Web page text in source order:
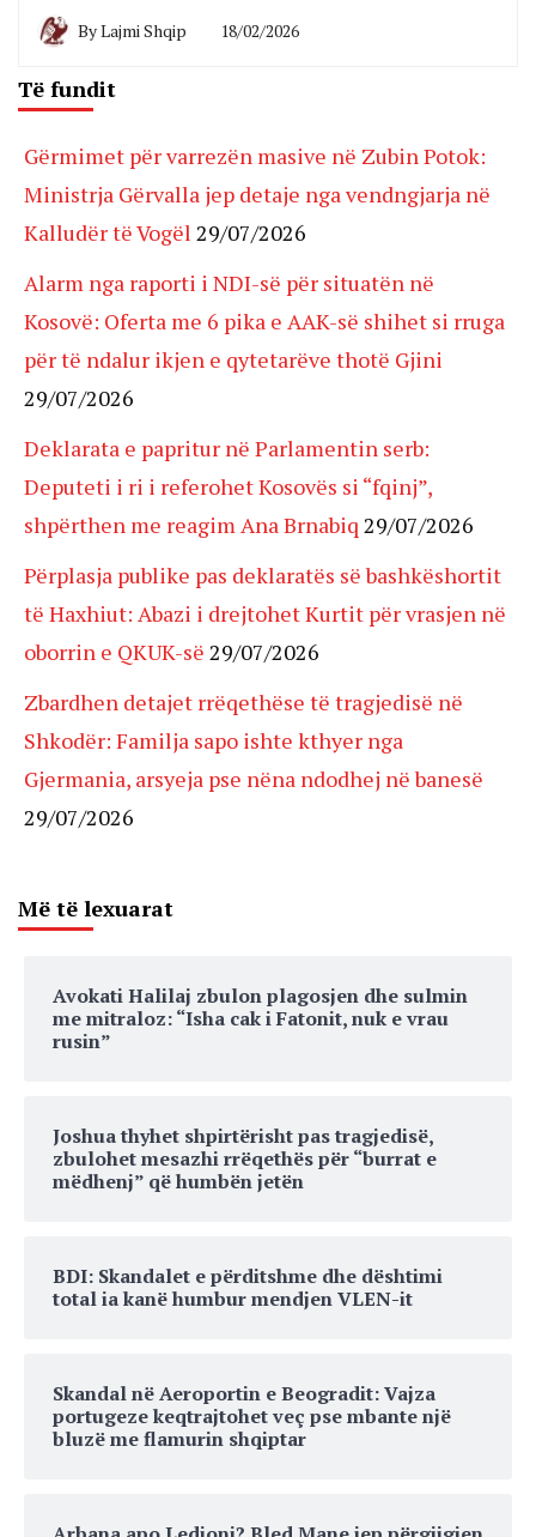
ByLajmi Shqip 18/02/2026
Të fundit
Gërmimet për varrezën masive në Zubin Potok:
Ministrja Gërvalla jep detaje nga vendngjarja në
Kalludër të Vogël 29/07/2026
Alarm nga raporti i NDI-së për situatën në
Kosovë: Oferta me 6 pika e AAK-së shihet si rruga
për të ndalur ikjen e qytetarëve thotë Gjini
29/07/2026
Deklarata e papritur në Parlamentin serb:
Deputeti i ri i referohet Kosovës si “fqinj”,
shpërthen me reagim Ana Brnabiq 29/07/2026
Përplasja publike pas deklaratës së bashkëshortit
të Haxhiut: Abazi i drejtohet Kurtit për vrasjen në
oborrin e QKUK-së 29/07/2026
Zbardhen detajet rrëqethëse të tragjedisë në
Shkodër: Familja sapo ishte kthyer nga
Gjermania, arsyeja pse nëna ndodhej në banesë
29/07/2026
Më të lexuarat
Avokati Halilaj zbulon plagosjen dhe sulmin
me mitraloz: “Isha cak i Fatonit, nuk e vrau
rusin”
Joshua thyhet shpirtërisht pas tragjedisë,
zbulohet mesazhi rrëqethës për “burrat e
mëdhenj” që humbën jetën
BDI: Skandalet e përditshme dhe dështimi
total ia kanë humbur mendjen VLEN-it
Skandal në Aeroportin e Beogradit: Vajza
portugeze keqtrajtohet veç pse mbante një
bluzë me flamurin shqiptar